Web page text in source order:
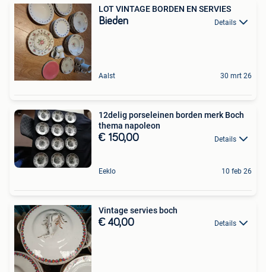
LOT VINTAGE BORDEN EN SERVIES
Bieden Details
Aalst 30 mrt 26
12delig porseleinen borden merk Boch
thema napoleon
€ 150,00 Details
Eeklo 10 feb 26
Vintage servies boch
€ 40,00 Details